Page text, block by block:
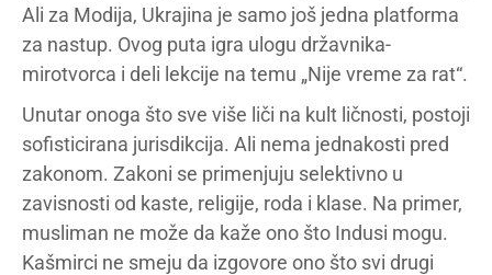
Ali za Modija, Ukrajina je samo još jedna platforma
za nastup. Ovog puta igra ulogu državnika-
mirotvorca i deli lekcije na temu „Nije vreme za rat“.
Unutar onoga što sve više liči na kult ličnosti, postoji
sofisticirana jurisdikcija. Ali nema jednakosti pred
zakonom. Zakoni se primenjuju selektivno u
zavisnosti od kaste, religije, roda i klase. Na primer,
musliman ne može da kaže ono što Indusi mogu.
Kašmirci ne smeju da izgovore ono što svi drugi